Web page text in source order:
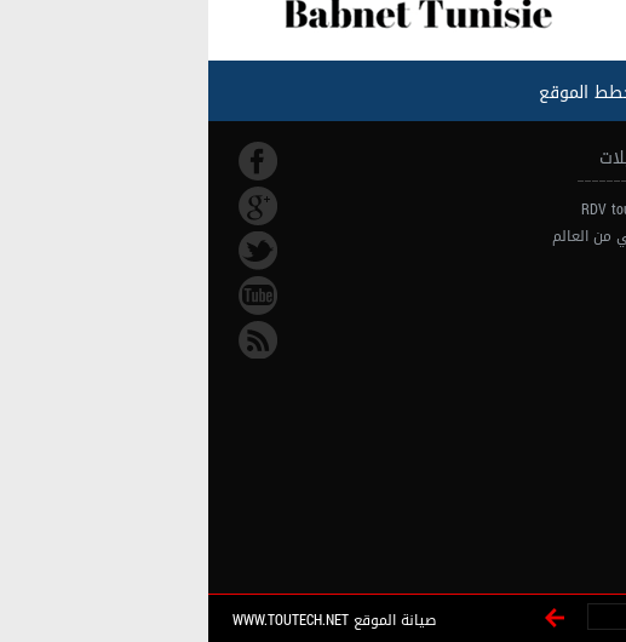
الموقع
RDV
من العالم
صيانة الموقع WWW.TOUTECH.NET